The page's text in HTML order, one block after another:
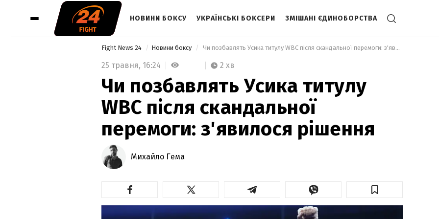
НОВИНИ БОКСУ УКРАЇНСЬКІ БОКСЕРИ ЗМІШАНІ ЄДИНОБОРСТВА
Fight News 24 Новини боксу Чи позбавлять Усика титулу WBC після скандальної перемоги: з'явилося рішення
25 травня, 16:24 2 хв
Чи позбавлять Усика титулу
WBC після скандальної
перемоги: з'явилося рішення
Михайло Гема